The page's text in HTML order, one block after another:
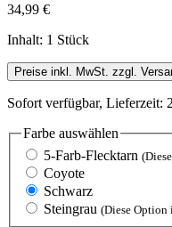
34,99 €
Inhalt: 1 Stück
Preise inkl. MwSt. zzgl.
Sofort verfügbar, Lieferzeit:
Farbe auswählen
5-Farb-Flecktarn
Coyote
Schwarz
Steingrau (Diese Option